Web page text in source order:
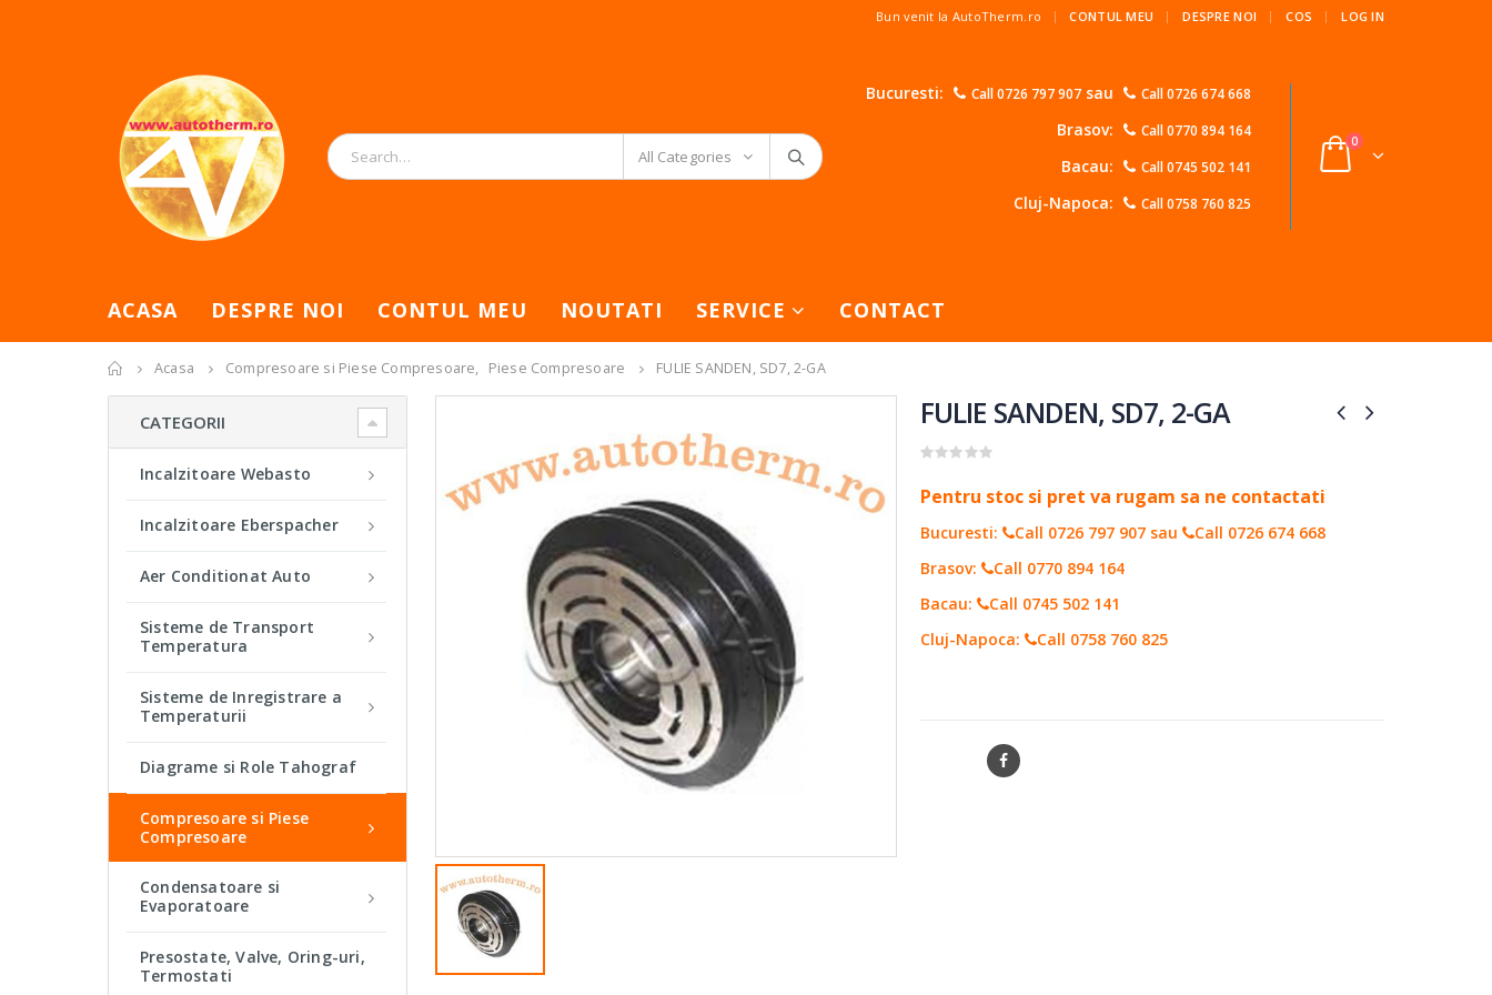
Bun venit la AutoTherm.ro | CONTUL MEU DESPRE NOI COS LOG IN
All Categories
Bucuresti: Call 0726 797 907sau Call 0726 674 668
Brasov: Call 0770 894 164
Bacau: Call 0745 502 141
Cluj-Napoca: Call 0758 760 825
0
ACASA DESPRE NOI CONTUL MEU NOUTATI SERVICE CONTACT
Acasa Compresoare si Piese Compresoare, Piese Compresoare FULIE SANDEN, SD7, 2-GA
FULIE SANDEN, SD7, 2-GA
Pentru stoc si pret va rugam sa ne contactati
Bucuresti: Call 0726 797 907sau
Call 0726 674 668
Brasov:
Call 0770 894 164
Bacau:
Call 0745 502 141
Cluj-Napoca:
Call 0758 760 825
CATEGORII
Incalzitoare Webasto
Incalzitoare Eberspacher
Aer Conditionat Auto
Sisteme de Transport
Temperatura
Sisteme de Inregistrare a
Temperaturii
Diagrame si Role Tahograf
Compresoare si Piese
Compresoare
Condensatoare si
Evaporatoare
Presostate, Valve, Oring-uri,
Termostati